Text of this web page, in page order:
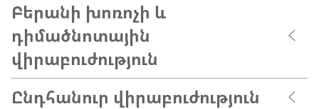
Բերանի խոռոչի և
դիմածնոտային
վիրաբուժություն
Ընդհանուր վիրաբուժություն